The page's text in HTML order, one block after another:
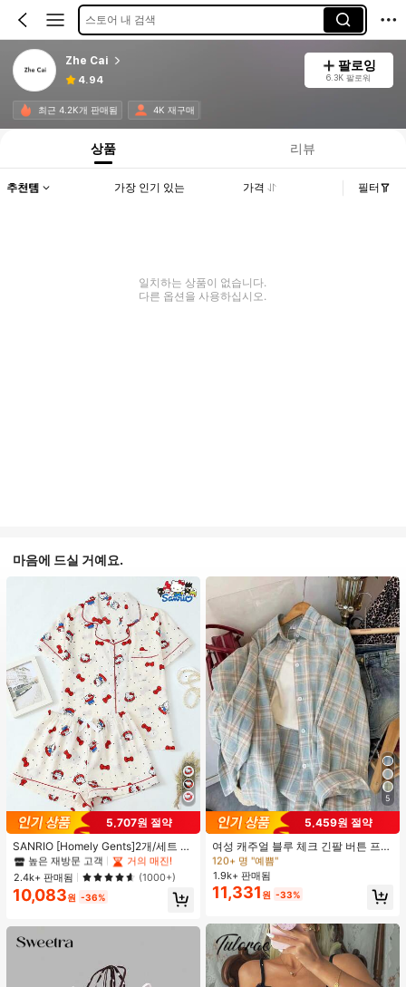
스토어 내 검색
Zhe Cai
4.94
팔로잉
6.3K 팔로워
최근 4.2K개 판매됨 4K 재구매
상품 리뷰
추천템 가장 인기 있는 가격 필터
일치하는 상품이 없습니다.
다른 옵션을 사용하십시오.
마음에 드실 거예요.
5,707원 절약
SANRIO [Homely Gents]2개/세트 여
성 프린트 라펠 반팔 버튼 포켓 상의
및 보우 반바지 잠옷 세트, 캐주얼 홈
웨어, 봄/여름에 적합
#1 TOP 3위
프라이드 월 여성 파자마 세트
높은 재방문 고객
거의 매진!
#1 TOP 3위
프라이드 월 여성 파자마 세트
높은 재방문 고객
거의 매진!
#1 TOP 3위
프라이드 월 여성 파자마 세트
높은 재방문 고객
거의 매진!
#1 TOP 3위
프라이드 월 여성 파자마 세트
높은 재방문 고객
2.4k+ 판매됨 (1000+)
10,083원 -36%
5
5,459원 절약
여성 캐주얼 블루 체크 긴팔 버튼 프론
트 폴리에스터 셔츠, 레귤러 핏, 봄 의
류, 편안한 스타일
#1 TOP 3위 헐렁한 여성 블라우스
120+ 명 "예쁨"
#1 TOP 3위 헐렁한 여성 블라우스
120+ 명 "예쁨"
#1 TOP 3위 헐렁한 여성 블라우스
120+ 명 "예쁨"
#1 TOP 3위
120+ 명 "예쁨"
1.9k+ 판매됨
11,331 원 -33%